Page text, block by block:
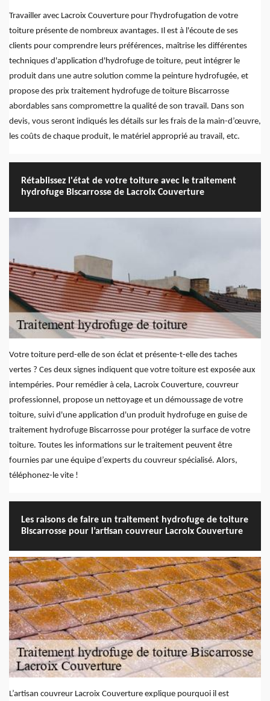
Travailler avec Lacroix Couverture pour l'hydrofugation de votre
toiture présente de nombreux avantages. Il est à l'écoute de ses
clients pour comprendre leurs préférences, maîtrise les différentes
techniques d'application d'hydrofuge de toiture, peut intégrer le
produit dans une autre solution comme la peinture hydrofugée, et
propose des prix traitement hydrofuge de toiture Biscarrosse
abordables sans compromettre la qualité de son travail. Dans son
devis, vous seront indiqués les détails sur les frais de la main-d’œuvre,
les coûts de chaque produit, le matériel approprié au travail, etc.
Rétablissez l'état de votre toiture avec le traitement
hydrofuge Biscarrosse de Lacroix Couverture
Votre toiture perd-elle de son éclat et présente-t-elle des taches
vertes ? Ces deux signes indiquent que votre toiture est exposée aux
intempéries. Pour remédier à cela, Lacroix Couverture, couvreur
professionnel, propose un nettoyage et un démoussage de votre
toiture, suivi d'une application d'un produit hydrofuge en guise de
traitement hydrofuge Biscarrosse pour protéger la surface de votre
toiture. Toutes les informations sur le traitement peuvent être
fournies par une équipe d’experts du couvreur spécialisé. Alors,
téléphonez-le vite !
Les raisons de faire un traitement hydrofuge de toiture
Biscarrosse pour l’artisan couvreur Lacroix Couverture
L’artisan couvreur Lacroix Couverture explique pourquoi il est